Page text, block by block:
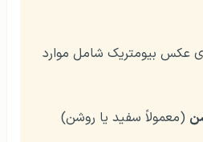
عکس بیومتریک شامل موارد
(معمولاً سفید یا روشن)